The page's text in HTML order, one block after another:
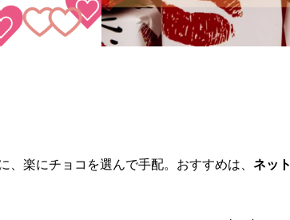
楽にチョコを選んで手配。おすすめは、 ネット